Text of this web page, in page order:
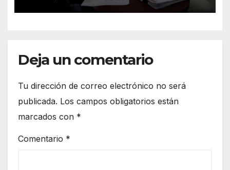
Deja un comentario
Tu dirección de correo electrónico no será
publicada. Los campos obligatorios están
marcados con *
Comentario *